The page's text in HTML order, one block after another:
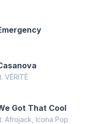
VÉRITÉ
Got That Cool
Afrojack Icona Pop